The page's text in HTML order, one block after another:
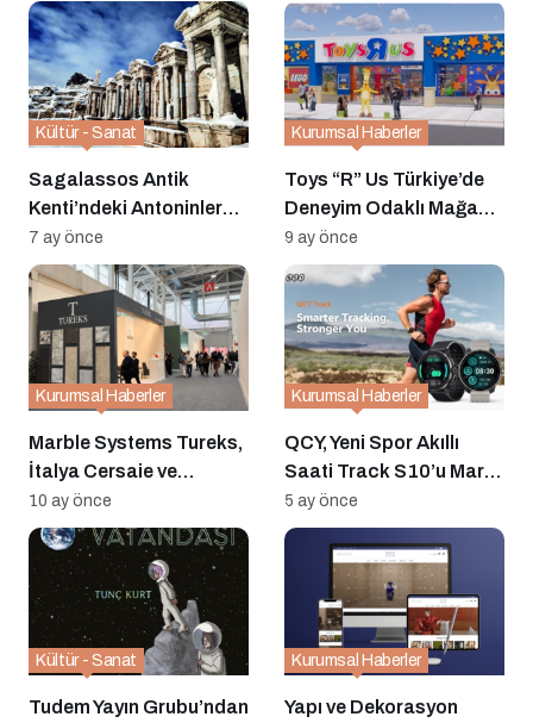
Sagalassos Antik
Kenti’ndeki Antoninler
Çeşmesi
Restorasyonunda
Orijinal Doku Korunuyor
Kültür - Sanat
7 ay önce
Toys “R” Us Türkiye’de
Deneyim Odaklı Mağaza
Konseptiyle Faaliyete
Başlıyor
Kurumsal Haberler
9 ay önce
Marble Systems Tureks,
İtalya Cersaie ve
Marmomac Fuarlarında
İlgi Odağı Oldu
Kurumsal Haberler
10 ay önce
QCY, Yeni Spor Akıllı
Saati Track S10’u Mart
Ayında Piyasaya
Sürecek
Kurumsal Haberler
5 ay önce
Tudem Yayın Grubu’ndan
Kültür - Sanat
Yapı ve Dekorasyon
Kurumsal Haberler